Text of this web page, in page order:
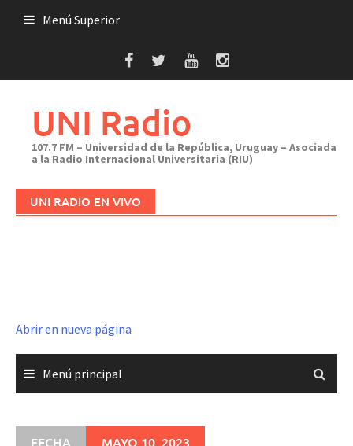
Menú Superior
UNI Radio
107.7 FM – Universidad de la República, Uruguay – Asociada
a la Radio Internacional Universitaria (RIU)
UNI RADIO EN VIVO
Abrir en nueva página
Menú principal
FECHA MAYO 10, 2023